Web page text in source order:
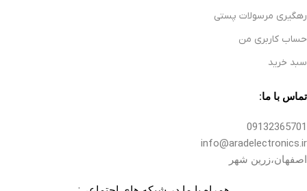
رهگیری مرسولات پستی
حساب کاربری من
سبد خرید
تماس با ما:
09132365701
info@aradelectronics.ir
اصفهان،زرین شهر